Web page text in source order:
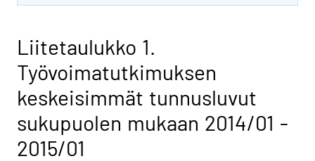
Liitetaulukko 1.
Työvoimatutkimuksen
keskeisimmät tunnusluvut
sukupuolen mukaan 2014/01 -
2015/01